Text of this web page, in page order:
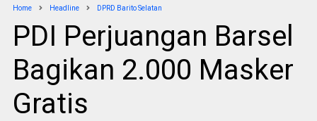
Home Headline DPRD Barito Selatan
PDI Perjuangan Barsel
Bagikan 2.000 Masker
Gratis